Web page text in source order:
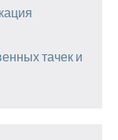
тачек и